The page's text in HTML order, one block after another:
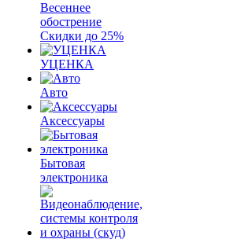
Весеннее
обострение
Скидки до 25%
УЦЕНКА
Авто
Аксессуары
Бытовая
электроника